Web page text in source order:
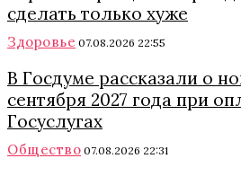
сделать только хуже
Здоровье 07.08.2026 22:55
В Госдуме рассказали о
сентября 2027 года при
Госуслугах
Общество 07.08.2026 22:31